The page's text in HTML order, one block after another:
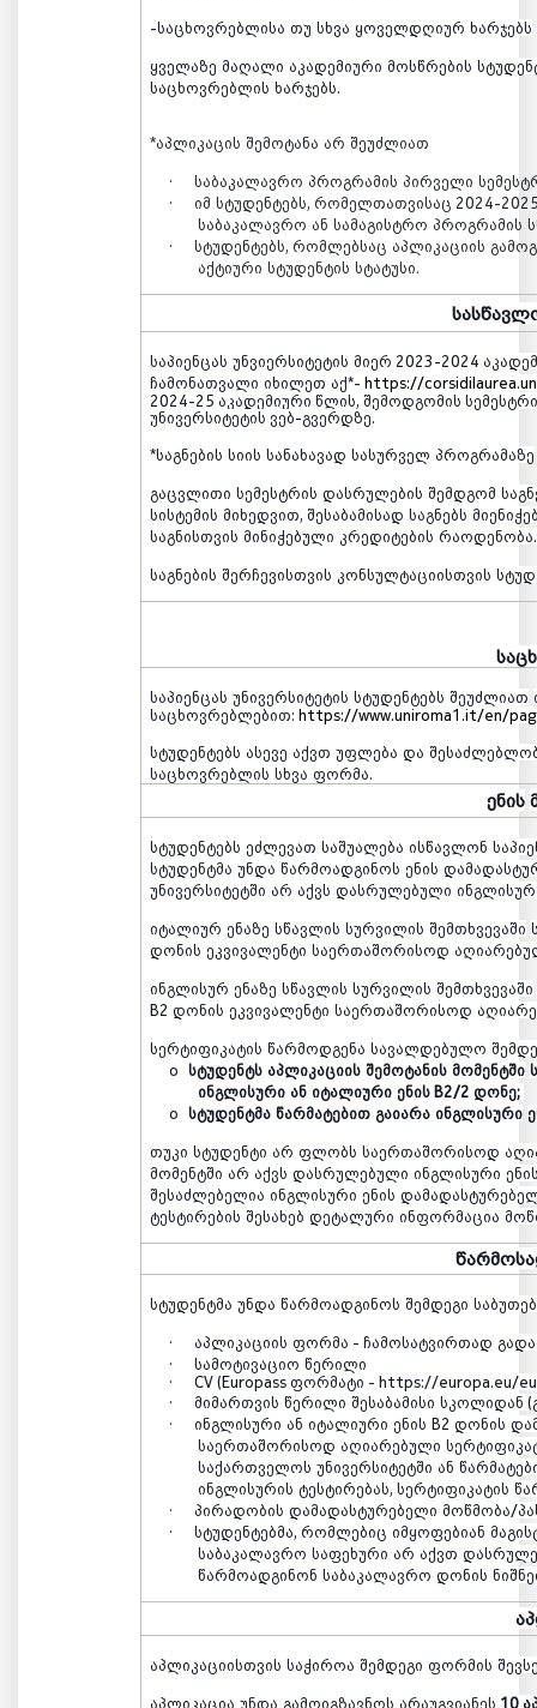
-საცხოვრებლისა თუ სხვა ყოველდღიურ ხარჯებს
ყველაზე მაღალი აკადემიური მოსწრების
საცხოვრებლის ხარჯებს.
*აპლიკაცის შემოტანა არ შეუძლიათ
· საბაკალავრო პროგრამის პირველი
·
იმ სტუდენტებს, რომელთათვისაც 2024-
საბაკალავრო ან სამაგისტრო პროგრამის
·
სტუდენტებს, რომლებსაც აპლიკაციის
აქტიური სტუდენტის სტატუსი.
საპიენცას უნვიერსიტეტის მიერ 2023-2024
ჩამონათვალი იხილეთ აქ*- https://
2024-25 აკადემიური წლის, შემოდგომის
უნივერსიტეტის ვებ-გვერდზე.
*საგნების სიის სანახავად სასურველ პროგრამაზე
გაცვლითი სემესტრის დასრულების შემდგომ
სისტემის მიხედვით, შესაბამისად საგნებს
საგნისთვის მინიჭებული კრედიტების რაოდენობა.
საგნების შერჩევისთვის კონსულტაციისთვის
საპიენცას უნივერსიტეტის სტუდენტებს შეუძლიათ
საცხოვრებლებით: https://www.uniroma1.it/en/
სტუდენტებს ასევე აქვთ უფლება და
საცხოვრებლის სხვა ფორმა.
ენის
სტუდენტებს ეძლევათ საშუალება ისწავლონ
სტუდენტმა უნდა წარმოადგინოს ენის
უნივერსიტეტში არ აქვს დასრულებული
იტალიურ ენაზე სწავლის სურვილის შემთხვევაში
დონის ეკვივალენტი საერთაშორისოდ
ინგლისურ ენაზე სწავლის სურვილის შემთხვევაში
B2 დონის ეკვივალენტი საერთაშორისოდ
სერტიფიკატის წარმოდგენა სავალდებულო
o
სტუდენტს აპლიკაციის შემოტანის მომენტში
ინგლისური ან იტალიური ენის B2/2 დონე;
o
სტუდენტმა წარმატებით გაიარა ინგლისური
თუკი სტუდენტი არ ფლობს საერთაშორისოდ
მომენტში არ აქვს დასრულებული ინგლისური
შესაძლებელია ინგლისური ენის
ტესტირების შესახებ დეტალური ინფორმაცია
სტუდენტმა უნდა წარმოადგინოს შემდეგი
· აპლიკაციის ფორმა -ჩამოსატვირთად
·
სამოტივაციო წერილი
·
CV (Europass ფორმატი - https://europa.eu/
·
მიმართვის წერილი შესაბამისი სკოლიდან (
·
ინგლისური ან იტალიური ენის B2 დონის
საერთაშორისოდ აღიარებული
საქართველოს უნივერსიტეტში ან
ინგლისურის ტესტირებას,სერტიფიკატის
·
პირადობის დამადასტურებელი მოწმობა/
·
სტუდენტებმა, რომლებიც იმყოფებიან
საბაკალავრო საფეხური არ აქვთ
წარმოადგინონ საბაკალავრო დონის
აპლიკაციისთვის საჭიროა შემდეგი ფორმის
აპლიკაცია უნდა გამოიგზავნოს არაუგვიანეს 10